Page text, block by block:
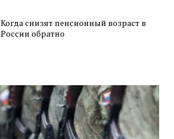
Когда снизят пенсионный возраст в
России обратно